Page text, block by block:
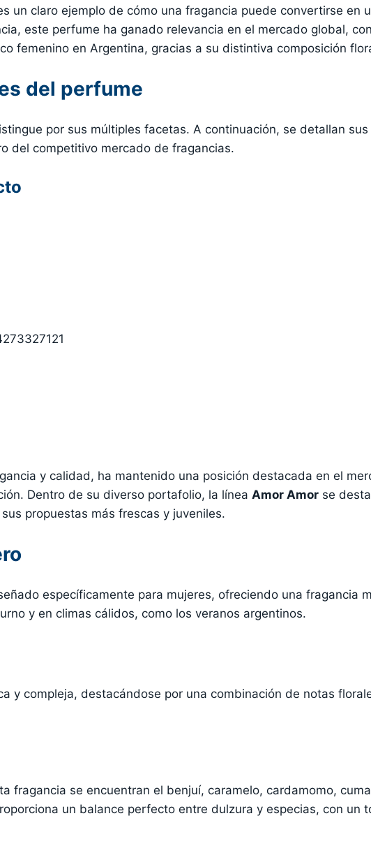
un claro ejemplo de cómo una fragancia puede convertirse en
este perfume ha ganado relevancia en el mercado global,
femenino en Argentina, gracias a su distintiva composición
del perfume
por sus múltiples facetas. A continuación, se detallan
del competitivo mercado de fragancias.
y calidad, ha mantenido una posición destacada en el
Dentro de su diverso portafolio, la línea Amor Amor se
propuestas más frescas y juveniles.
específicamente para mujeres, ofreciendo una fragancia
y en climas cálidos, como los veranos argentinos.
y compleja, destacándose por una combinación de notas
fragancia se encuentran el benjuí, caramelo, cardamomo,
un balance perfecto entre dulzura y especias, con un